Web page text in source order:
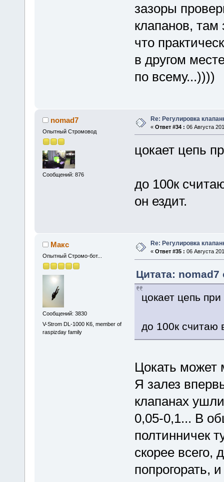
зазоры
клапанов,
что
в другом
по всему...))))
nomad7
Опытный Стромовод
Сообщений: 876
Re: Регулировка
« Ответ #34 : 06 Августа
цокает цепь
до 100к
он ездит.
Макс
Опытный Стромо-бот...
Сообщений: 3830
V-Strom DL-1000 K6, member of
raspizday family
Re: Регулировка
« Ответ #35 : 06 Августа
Цитата: nomad7
цокает цепь
до 100к считаю
Цокать может
Я залез
клапанах
0,05-0,1... В
полтинничек
скорее всего,
попрогорать,